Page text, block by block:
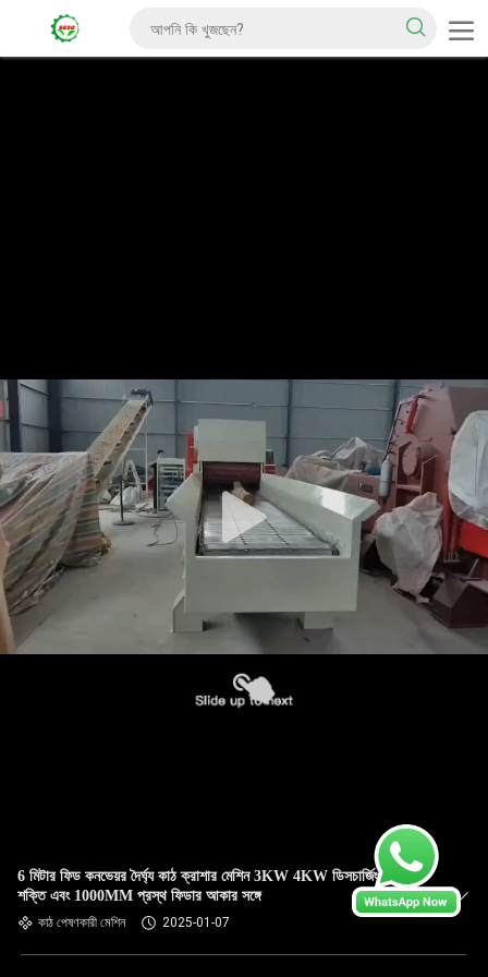
6 মিটার ফিড কনভেয়র দৈর্ঘ্য কাঠ ক্রাশার মেশিন 3KW 4KW ডিসচার্জিং মোটর
শক্তি এবং 1000MM প্রস্থ ফিডার আকার সঙ্গে
কাঠ পেষণকারী মেশিন 2025-01-07